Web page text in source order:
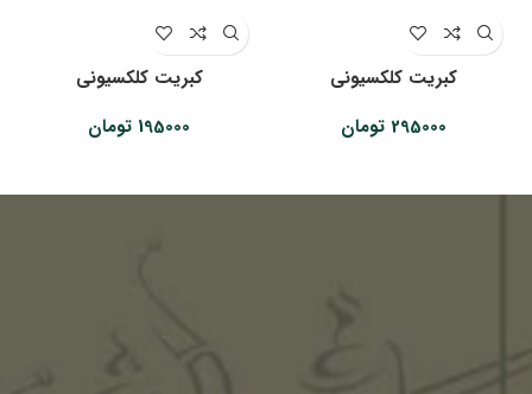
کبریت کلکسیونی
295000 تومان
کبریت کلکسیونی
195000 تومان